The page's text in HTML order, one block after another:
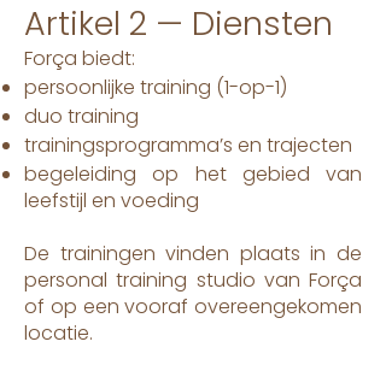
Artikel 2 — Diensten
Força biedt:
persoonlijke training (1-op-1)
duo training
trainingsprogramma’s en trajecten
begeleiding op het gebied van
leefstijl en voeding
De trainingen vinden plaats in de
personal training studio van Força
of op een vooraf overeengekomen
locatie.